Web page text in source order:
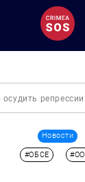
Новости
#ОБСЕ